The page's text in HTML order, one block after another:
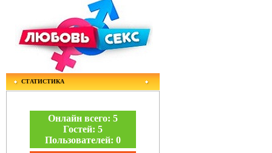
СТАТИСТИКА
Онлайн всего: 5
Гостей: 5
Пользователей: 0